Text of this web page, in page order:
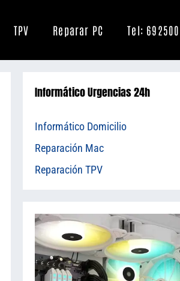
TPV Reparar PC Tel:
Informático Urgencias 24h
Informático Domicilio
Reparación Mac
Reparación TPV